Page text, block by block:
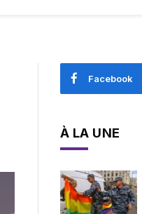
Facebook
À LA UNE